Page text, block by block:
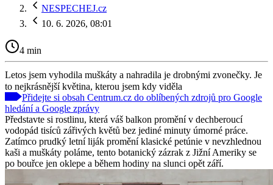
NESPECHEJ.cz
10. 6. 2026, 08:01
4 min
Letos jsem vyhodila muškáty a nahradila je drobnými zvonečky. Je
to nejkrásnější květina, kterou jsem kdy viděla
Přidejte si obsah Centrum.cz do oblíbených zdrojů pro Google
hledání a Google zprávy
Představte si rostlinu, která váš balkon promění v dechberoucí
vodopád tisíců zářivých květů bez jediné minuty úmorné práce.
Zatímco prudký letní liják promění klasické petúnie v nevzhlednou
kaši a muškáty poláme, tento botanický zázrak z Jižní Ameriky se
po bouřce jen oklepe a během hodiny na slunci opět září.